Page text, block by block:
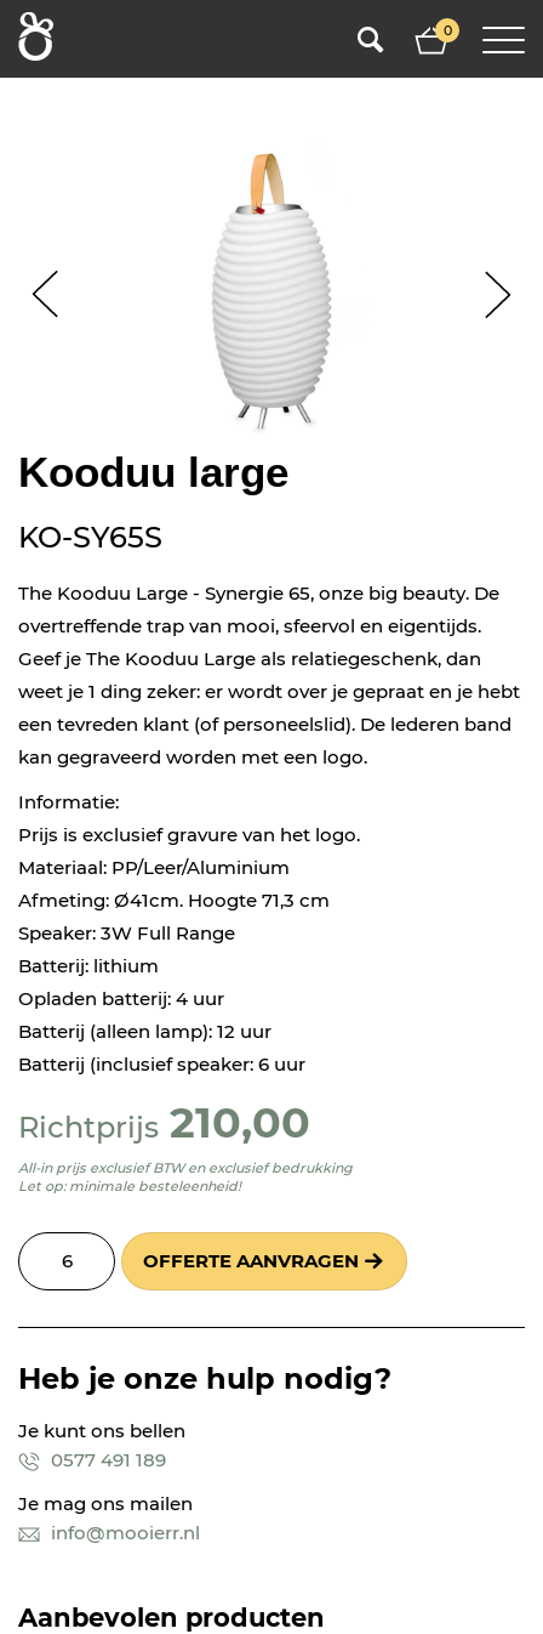
0
Kooduu large
KO-SY65S
The Kooduu Large - Synergie 65, onze big beauty. De
overtreffende trap van mooi, sfeervol en eigentijds.
Geef je The Kooduu Large als relatiegeschenk, dan
weet je 1 ding zeker: er wordt over je gepraat en je hebt
een tevreden klant (of personeelslid). De lederen band
kan gegraveerd worden met een logo.
Informatie:
Prijs is exclusief gravure van het logo.
Materiaal: PP/Leer/Aluminium
Afmeting: Ø41cm. Hoogte 71,3 cm
Speaker: 3W Full Range
Batterij: lithium
Opladen batterij: 4 uur
Batterij (alleen lamp): 12 uur
Batterij (inclusief speaker: 6 uur
Richtprijs 210,00
All-in prijs exclusief BTW en exclusief bedrukking
Let op: minimale besteleenheid!
OFFERTE AANVRAGEN
Heb je onze hulp nodig?
Je kunt ons bellen
0577 491 189
Je mag ons mailen
info@mooierr.nl
Aanbevolen producten